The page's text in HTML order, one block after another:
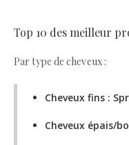
Top 10 des meilleur
Par type de cheveux :
Cheveux fins :
Cheveux épais/